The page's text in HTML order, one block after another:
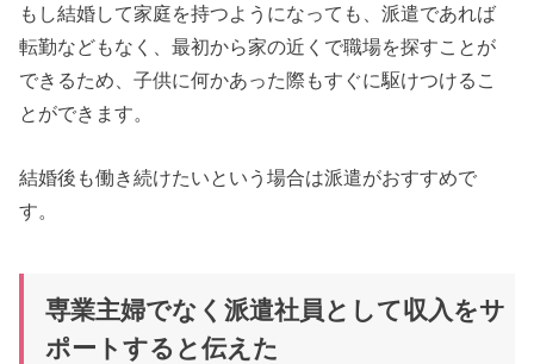
もし結婚して家庭を持つようになっても、派遣であれば
転勤などもなく、最初から家の近くで職場を探すことが
できるため、子供に何かあった際もすぐに駆けつけるこ
とができます。
結婚後も働き続けたいという場合は派遣がおすすめで
す。
専業主婦でなく派遣社員として収入をサ
ポートすると伝えた